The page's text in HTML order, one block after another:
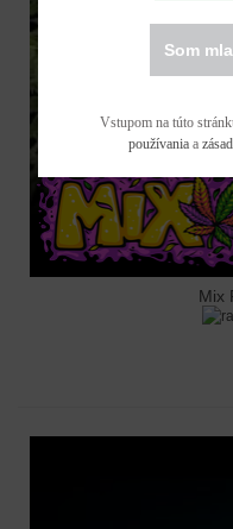
Mix
Som
Vstupom na túto
používaniaa